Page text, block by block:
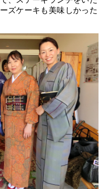
ズケーキも美味しかった